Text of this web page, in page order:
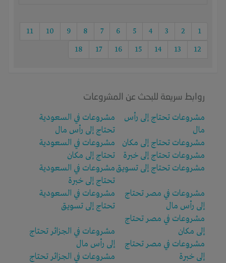
1
2
3
4
5
6
7
8
9
10
11
12
13
14
15
16
17
18
روابط سريعة للبحث عن المشروعات
مشروعات تحتاج إلى رأس
مال
مشروعات تحتاج إلى مكان
مشروعات تحتاج إلى خبرة
مشروعات تحتاج إلى تسويق
مشروعات في مصر تحتاج
إلى رأس مال
مشروعات في مصر تحتاج
إلى مكان
مشروعات في مصر تحتاج
إلى خبرة
مشروعات في السعودية
تحتاج إلى رأس مال
مشروعات في السعودية
تحتاج إلى مكان
مشروعات في السعودية
تحتاج إلى خبرة
مشروعات في السعودية
تحتاج إلى تسويق
مشروعات في الجزائر تحتاج
إلى رأس مال
مشروعات في الجزائر تحتاج